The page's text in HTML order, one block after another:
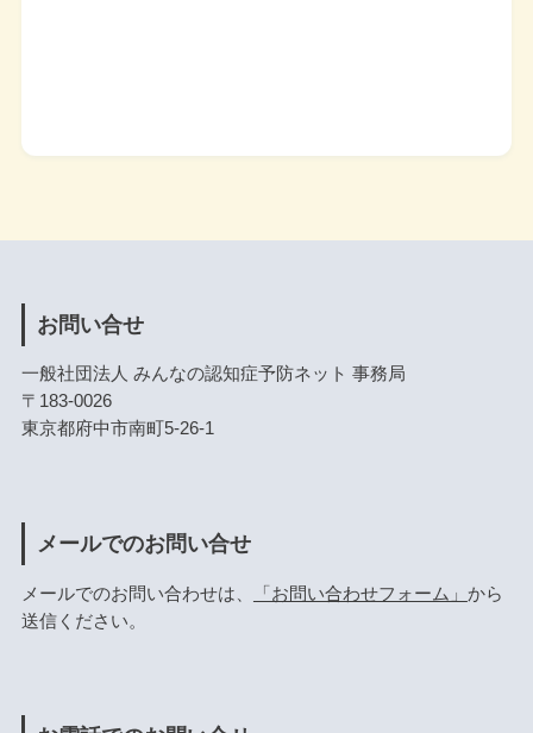
お問い合せ
一般社団法人 みんなの認知症予防ネット 事務局
〒183-0026
東京都府中市南町5-26-1
メールでのお問い合せ
メールでのお問い合わせは、 「お問い合わせフォーム」 から
送信ください。